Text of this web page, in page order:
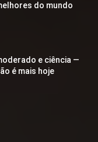
do mundo
e ciência —
é mais hoje